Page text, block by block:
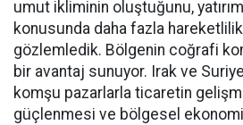
umut ikliminin oluştuğunu,
konusunda daha fazla hareketlilik
gözlemledik. Bölgenin coğrafi
bir avantaj sunuyor. Irak ve
komşu pazarlarla ticaretin
güçlenmesi ve bölgesel